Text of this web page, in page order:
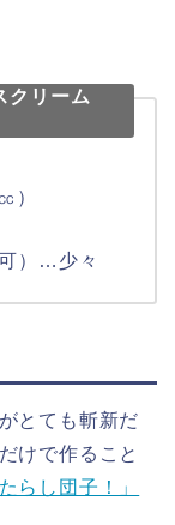
クリーム
）
）…少々
とても斬新だ
けで作ること
らし団子！」